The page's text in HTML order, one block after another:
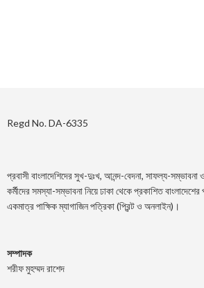
Regd No. DA-6335
প্রবাসী বাংলাদেশিদের সুখ-দুঃখ, আনন্দ-বেদনা, সাফল্য-সম্ভাবনা
কর্মীদের সমস্যা-সম্ভাবনা নিয়ে ঢাকা থেকে প্রকাশিত
একমাত্র পাক্ষিক ম্যাগাজিন পত্রিকা (প্রিন্ট ও অনলাইন)।
সম্পাদক
শরীফ মুহম্মদ রাশেদ